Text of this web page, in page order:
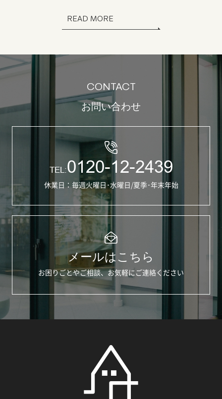
READ MORE
CONTACT
お問い合わせ
TEL:0120-12-2439
休業日：毎週火曜日･水曜日/夏季･年末年始
メールはこちら
お困りごとやご相談、お気軽にご連絡ください